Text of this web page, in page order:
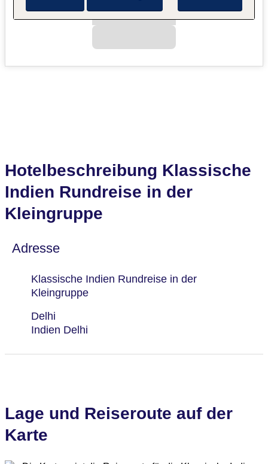
Hotelbeschreibung Klassische
Indien Rundreise in der
Kleingruppe
Adresse
Klassische Indien Rundreise in der
Kleingruppe
Delhi
Indien Delhi
Lage und Reiseroute auf der
Karte